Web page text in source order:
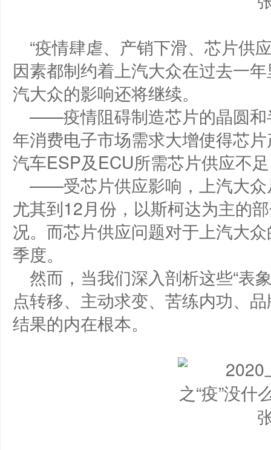
“疫情肆虐、产销下滑、芯片供
因素都制约着上汽大众在过去一
汽大众的影响还将继续。
——疫情阻碍制造芯片的晶圆和
年消费电子市场需求大增使得芯
汽车ESP及ECU所需芯片供应不
——受芯片供应影响，上汽大众
尤其到12月份，以斯柯达为主的
况。而芯片供应问题对于上汽大
季度。
然而，当我们深入剖析这些“表
点转移、主动求变、苦练内功、
结果的内在根本。